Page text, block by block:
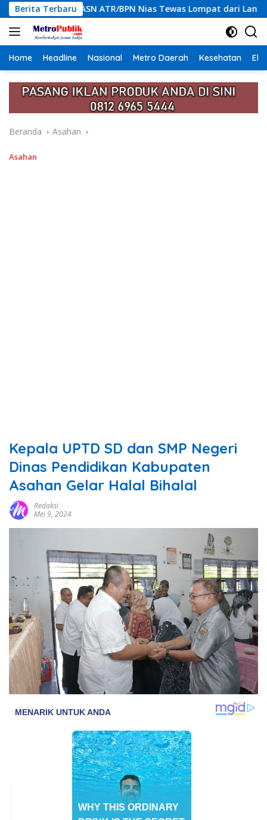
Langsung
ke
konten
Berita Terbaru
Nias Tewas Lompat dari Lantai 12 Apartemen, Berawal
Home Headline Nasional Metro Daerah Kesehatan
Beranda Asahan
Asahan
Kepala UPTD SD dan SMP Negeri
Dinas Pendidikan Kabupaten
Asahan Gelar Halal Bihalal
Redaksi
Mei 9, 2024